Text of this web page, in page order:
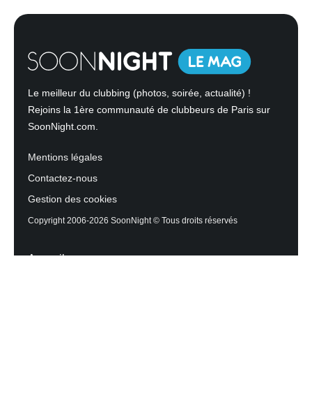
Le meilleur du clubbing (photos, soirée, actualité) !
Rejoins la 1ère communauté de clubbeurs de Paris sur
SoonNight.com.
Mentions légales
Contactez-nous
Gestion des cookies
Copyright 2006-2026 SoonNight © Tous droits réservés
Accueil